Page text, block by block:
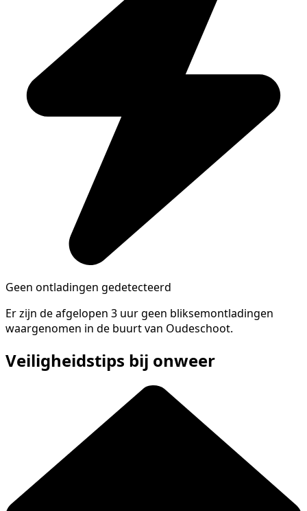
Geen ontladingen gedetecteerd
Er zijn de afgelopen 3 uur geen bliksemontladingen
waargenomen in de buurt van Oudeschoot.
Veiligheidstips bij onweer